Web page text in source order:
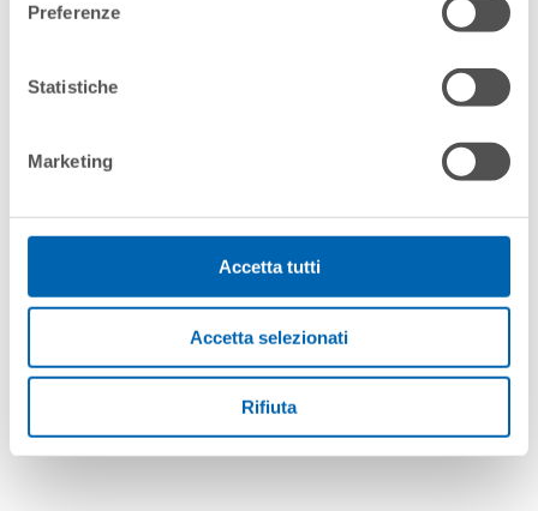
Preferenze
Statistiche
Marketing
Accetta tutti
Accetta selezionati
Rifiuta